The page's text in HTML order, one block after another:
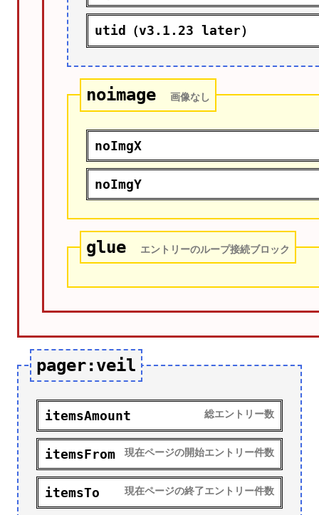
utid（v3.1.23 later）
noimage 画像なし
noImgX
noImgY
glue エントリーのループ接続ブロック
pager:veil
itemsAmount 総エントリー数
itemsFrom 現在ページの開始エントリー件数
itemsTo 現在ページの終了エントリー件数